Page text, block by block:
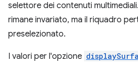
selettore dei contenuti
rimane invariato, ma il riquadro
preselezionato.
I valori per l'opzione